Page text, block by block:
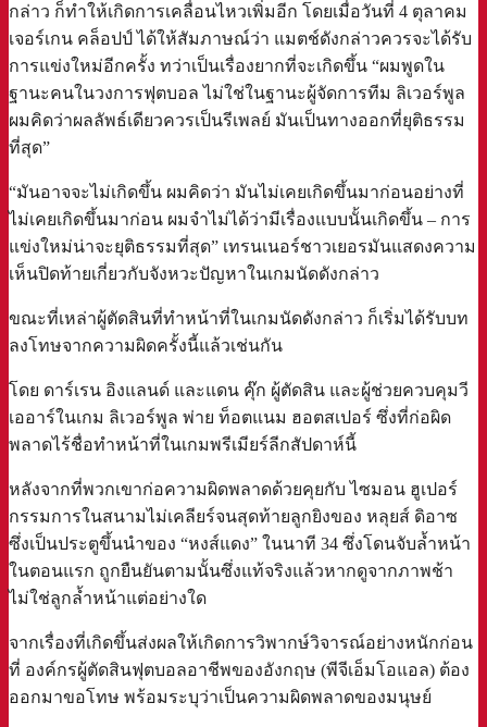
กล่าว ก็ทำให้เกิดการเคลื่อนไหวเพิ่มอีก โดยเมื่อวันที่ 4 ตุลาคม
เจอร์เกน คล็อปป์ ได้ให้สัมภาษณ์ว่า แมตช์ดังกล่าวควรจะได้รับ
การแข่งใหม่อีกครั้ง ทว่าเป็นเรื่องยากที่จะเกิดขึ้น “ผมพูดใน
ฐานะคนในวงการฟุตบอล ไม่ใช่ในฐานะผู้จัดการทีม ลิเวอร์พูล
ผมคิดว่าผลลัพธ์เดียวควรเป็นรีเพลย์ มันเป็นทางออกที่ยุติธรรม
ที่สุด”
“มันอาจจะไม่เกิดขึ้น ผมคิดว่า มันไม่เคยเกิดขึ้นมาก่อนอย่างที่
ไม่เคยเกิดขึ้นมาก่อน ผมจำไม่ได้ว่ามีเรื่องแบบนั้นเกิดขึ้น – การ
แข่งใหม่น่าจะยุติธรรมที่สุด” เทรนเนอร์ชาวเยอรมันแสดงความ
เห็นปิดท้ายเกี่ยวกับจังหวะปัญหาในเกมนัดดังกล่าว
ขณะที่เหล่าผู้ตัดสินที่ทำหน้าที่ในเกมนัดดังกล่าว ก็เริ่มได้รับบท
ลงโทษจากความผิดครั้งนี้แล้วเช่นกัน
โดย ดาร์เรน อิงแลนด์ และแดน คุ๊ก ผู้ตัดสิน และผู้ช่วยควบคุมวี
เออาร์ในเกม ลิเวอร์พูล พ่าย ท็อตแนม ฮอตสเปอร์ ซึ่งที่ก่อผิด
พลาดไร้ชื่อทำหน้าที่ในเกมพรีเมียร์ลีกสัปดาห์นี้
หลังจากที่พวกเขาก่อความผิดพลาดด้วยคุยกับ ไซมอน ฮูเปอร์
กรรมการในสนามไม่เคลียร์จนสุดท้ายลูกยิงของ หลุยส์ ดิอาซ
ซึ่งเป็นประตูขึ้นนำของ “หงส์แดง” ในนาที 34 ซึ่งโดนจับล้ำหน้า
ในตอนแรก ถูกยืนยันตามนั้นซึ่งแท้จริงแล้วหากดูจากภาพช้า
ไม่ใช่ลูกล้ำหน้าแต่อย่างใด
จากเรื่องที่เกิดขึ้นส่งผลให้เกิดการวิพากษ์วิจารณ์อย่างหนักก่อน
ที่ องค์กรผู้ตัดสินฟุตบอลอาชีพของอังกฤษ (พีจีเอ็มโอแอล) ต้อง
ออกมาขอโทษ พร้อมระบุว่าเป็นความผิดพลาดของมนุษย์